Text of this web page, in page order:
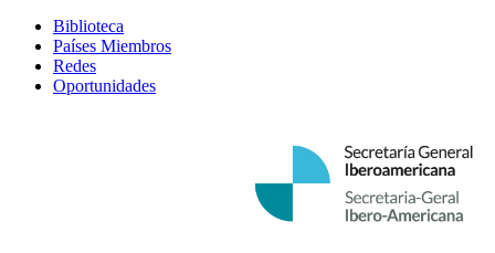
Biblioteca
Países Miembros
Redes
Oportunidades